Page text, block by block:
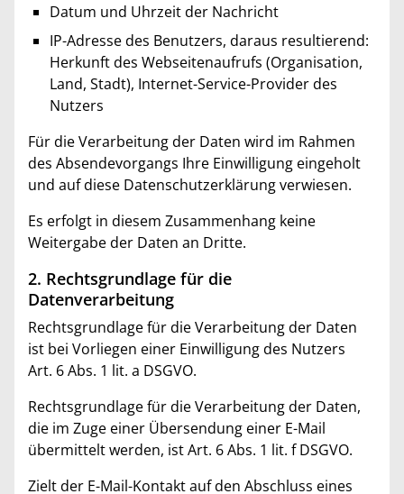
Datum und Uhrzeit der Nachricht
IP-Adresse des Benutzers, daraus resultierend:
Herkunft des Webseitenaufrufs (Organisation,
Land, Stadt), Internet-Service-Provider des
Nutzers
Für die Verarbeitung der Daten wird im Rahmen
des Absendevorgangs Ihre Einwilligung eingeholt
und auf diese Datenschutzerklärung verwiesen.
Es erfolgt in diesem Zusammenhang keine
Weitergabe der Daten an Dritte.
2. Rechtsgrundlage für die
Datenverarbeitung
Rechtsgrundlage für die Verarbeitung der Daten
ist bei Vorliegen einer Einwilligung des Nutzers
Art. 6 Abs. 1 lit. a DSGVO.
Rechtsgrundlage für die Verarbeitung der Daten,
die im Zuge einer Übersendung einer E-Mail
übermittelt werden, ist Art. 6 Abs. 1 lit. f DSGVO.
Zielt der E-Mail-Kontakt auf den Abschluss eines